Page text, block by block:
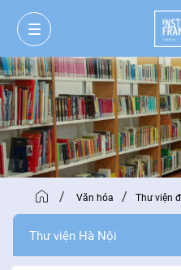
/ Văn hóa / Thư viện
Thư viện Hà Nội